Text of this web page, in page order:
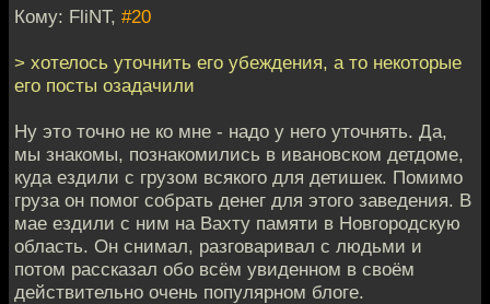
Кому: FliNT, #20
> хотелось уточнить его убеждения, а то некоторые
его посты озадачили
Ну это точно не ко мне - надо у него уточнять. Да,
мы знакомы, познакомились в ивановском детдоме,
куда ездили с грузом всякого для детишек. Помимо
груза он помог собрать денег для этого заведения. В
мае ездили с ним на Вахту памяти в Новгородскую
область. Он снимал, разговаривал с людьми и
потом рассказал обо всём увиденном в своём
действительно очень популярном блоге.